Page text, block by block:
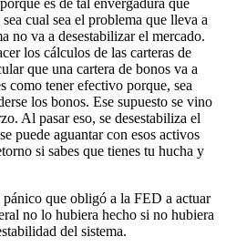
cual sea el problema que lleva a
no va a desestabilizar el mercado.
los cálculos de las carteras de
que una cartera de bonos va a
como tener efectivo porque, sea
los bonos. Ese supuesto se vino
Al pasar eso, se desestabiliza el
puede aguantar con esos activos
si sabes que tienes tu hucha y
pánico que obligó a la FED a actuar
no lo hubiera hecho si no hubiera
del sistema.